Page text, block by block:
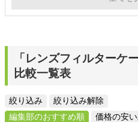
「レンズフィルターケ
比較一覧表
絞り込み
絞り込み解除
編集部のおすすめ順
価格の安